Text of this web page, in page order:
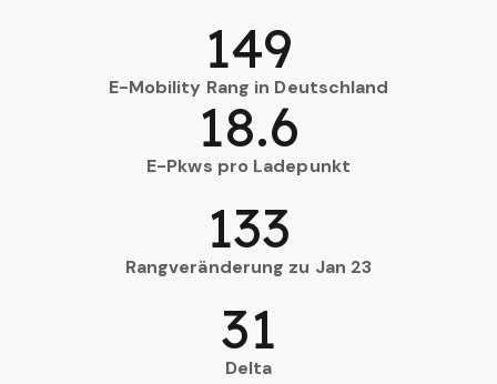
E-Mobility Rang in Deutschland
149
E-Pkws pro Ladepunkt
18.6
Rangveränderung zu Jan 23
133
Delta
31